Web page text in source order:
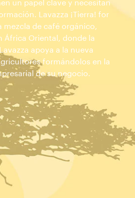
un papel clave y necesitan
Lavazza ¡Tierra! for
mezcla de café orgánico,
África Oriental, donde la
apoya a la nueva
formándolos en la
de su negocio.